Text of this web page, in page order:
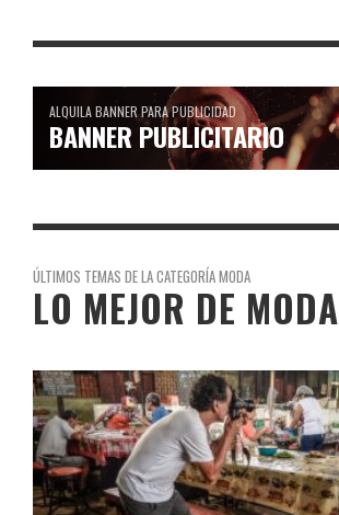
ALQUILA BANNER PARA PUBLICIDAD
BANNER PUBLICITARIO
ÚLTIMOS TEMAS DE LA CATEGORÍA MODA
LO MEJOR DE MODA